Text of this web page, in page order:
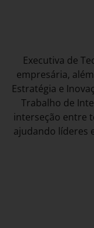
Executiva de
empresária,
Estratégia e
Trabalho de
interseção entre
ajudando líderes